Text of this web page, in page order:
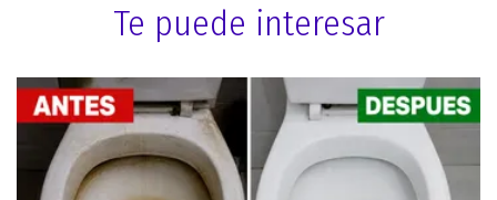
Te puede interesar